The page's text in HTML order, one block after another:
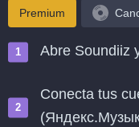
Premium
Abre Soundiiz
Conecta tus